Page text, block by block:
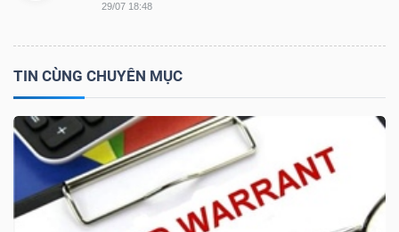
29/07 18:48
TIN CÙNG CHUYÊN MỤC
DOANH
NGHIỆP